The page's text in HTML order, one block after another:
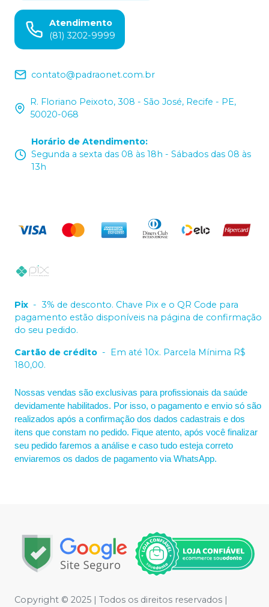
Atendimento
(81) 3202-9999
contato@padraonet.com.br
R. Floriano Peixoto, 308 - São José, Recife - PE,
50020-068
Horário de Atendimento:
Segunda a sexta das 08 às 18h - Sábados das 08 às
13h
Pix - 3% de desconto. Chave Pix e o QR Code para
pagamento estão disponíveis na página de confirmação
do seu pedido.
Cartão de crédito - Em até 10x. Parcela Mínima R$
180,00.
Nossas vendas são exclusivas para profissionais da saúde
devidamente habilitados. Por isso, o pagamento e envio só são
realizados após a confirmação dos dados cadastrais e dos
itens que constam no pedido. Fique atento, após você finalizar
seu pedido faremos a análise e caso tudo esteja correto
enviaremos os dados de pagamento via WhatsApp.
Copyright © 2025 | Todos os direitos reservados |